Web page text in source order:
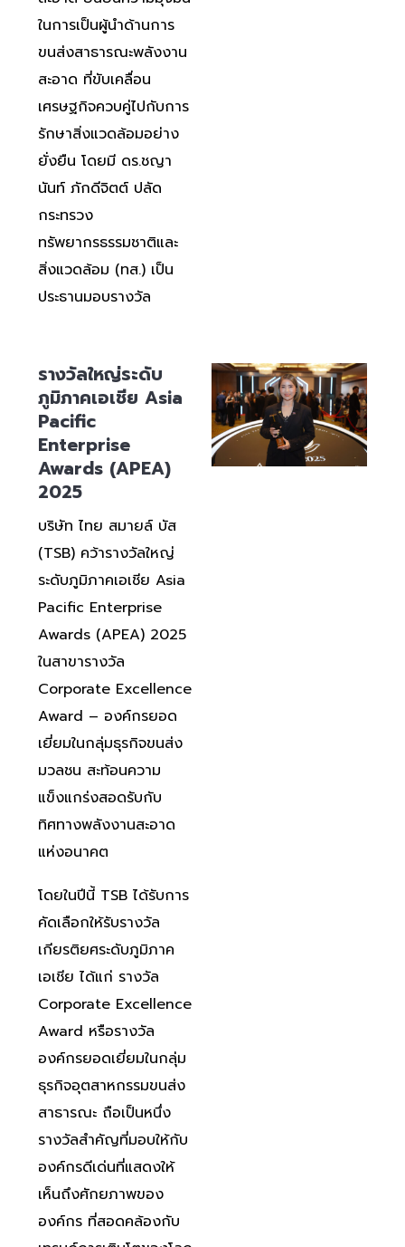
ในการเป็นผู้นำด้านการ
ขนส่งสาธารณะพลังงาน
สะอาด ที่ขับเคลื่อน
เศรษฐกิจควบคู่ไปกับการ
รักษาสิ่งแวดล้อมอย่าง
ยั่งยืน โดยมี ดร.ชญา
นันท์ ภักดีจิตต์ ปลัด
กระทรวง
ทรัพยากรธรรมชาติและ
สิ่งแวดล้อม (ทส.) เป็น
ประธานมอบรางวัล
รางวัลใหญ่ระดับ
ภูมิภาคเอเชีย Asia
Pacific
Enterprise
Awards (APEA)
2025
บริษัท ไทย สมายล์ บัส
(TSB) คว้ารางวัลใหญ่
ระดับภูมิภาคเอเชีย Asia
Pacific Enterprise
Awards (APEA) 2025
ในสาขารางวัล
Corporate Excellence
Award – องค์กรยอด
เยี่ยมในกลุ่มธุรกิจขนส่ง
มวลชน สะท้อนความ
แข็งแกร่งสอดรับกับ
ทิศทางพลังงานสะอาด
แห่งอนาคต
โดยในปีนี้ TSB ได้รับการ
คัดเลือกให้รับรางวัล
เกียรติยศระดับภูมิภาค
เอเชีย ได้แก่ รางวัล
Corporate Excellence
Award หรือรางวัล
องค์กรยอดเยี่ยมในกลุ่ม
ธุรกิจอุตสาหกรรมขนส่ง
สาธารณะ ถือเป็นหนึ่ง
รางวัลสำคัญที่มอบให้กับ
องค์กรดีเด่นที่แสดงให้
เห็นถึงศักยภาพของ
องค์กร ที่สอดคล้องกับ